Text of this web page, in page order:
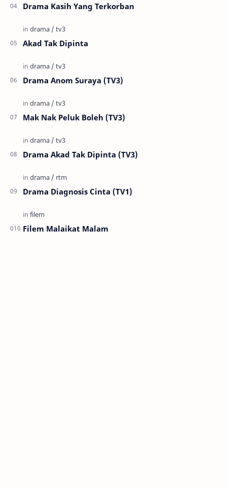
Drama Kasih Yang Terkorban
Akad Tak Dipinta
Drama Anom Suraya (TV3)
Mak Nak Peluk Boleh (TV3)
Drama Akad Tak Dipinta (TV3)
Drama Diagnosis Cinta (TV1)
Filem Malaikat Malam